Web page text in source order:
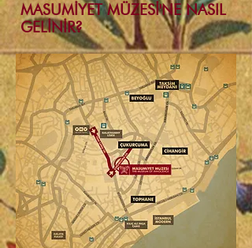
MASUMİYET MÜZESİ'NE NASIL
GELİNİR?